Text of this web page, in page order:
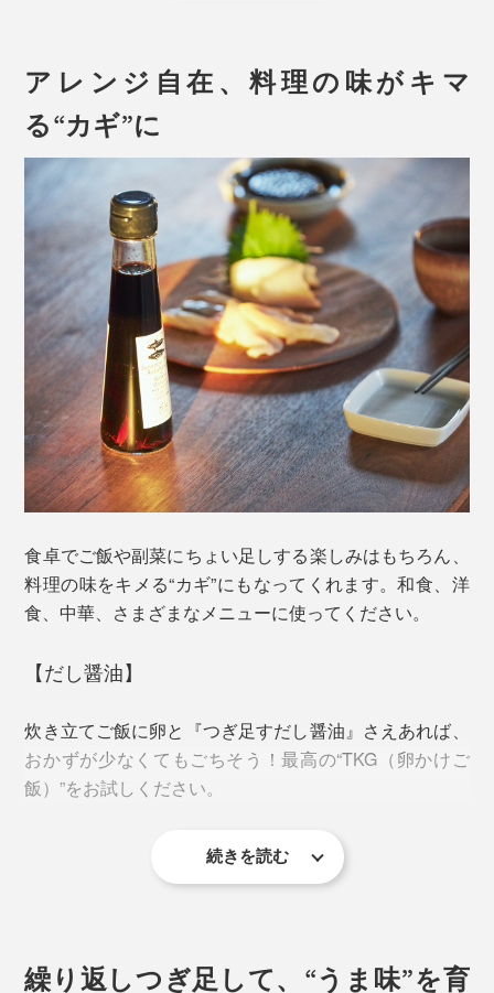
「だし醤油」は、高知・四万十産の無添加・生醤油が注
がれています。
醤油（グルタミン酸）と宗田節・かつお節（イノシン
酸）の組み合わせによる「うま味成分の相乗効果」も相
まって、ごはんが進む進む（笑）。
お湯で割るだけで、本格的なめんつゆにもなるから、出
汁をとる手間も省けて、とにかく便利です。
「だし酢」には、無添加の米酢を使用。宗田節・かつお
節の成分が、酸味のカドを取ってくれるから、まろやか
な味わい。
炊きたてご飯と「だし酢」の相性にも驚きます。酸味よ
り、ダシの旨味や香りが強く感じられ、高級ふりかけの
写真は「宗田節」の裸節
地元の人たちでさえ、「宗田節」を口にしはじめたの
は、15年ほど前の事なんだとか。
宗田鰹は血合が多く、朝獲れたものをお昼までに食べな
ければならないほど、鮮度の落ちやすい魚。
生食には制限があるものの、節にすることで保存がき
き、濃厚で旨味の強い最高のダシが引き出せます。ま
た、タウリンなどのアミノ酸も豊富！
瓶に詰まった「宗田節」は、1912年（大正元年）から
アレンジ自在、料理の味がキマ
る“カギ”に
食卓でご飯や副菜にちょい足しする楽しみはもちろん、
料理の味をキメる“カギ”にもなってくれます。和食、洋
食、中華、さまざまなメニューに使ってください。
【だし醤油】
炊き立てご飯に卵と『つぎ足すだし醤油』さえあれば、
おかずが少なくてもごちそう！最高の“TKG（卵かけご
飯）”をお試しください。
続きを読む
繰り返しつぎ足して、“うま味”を育